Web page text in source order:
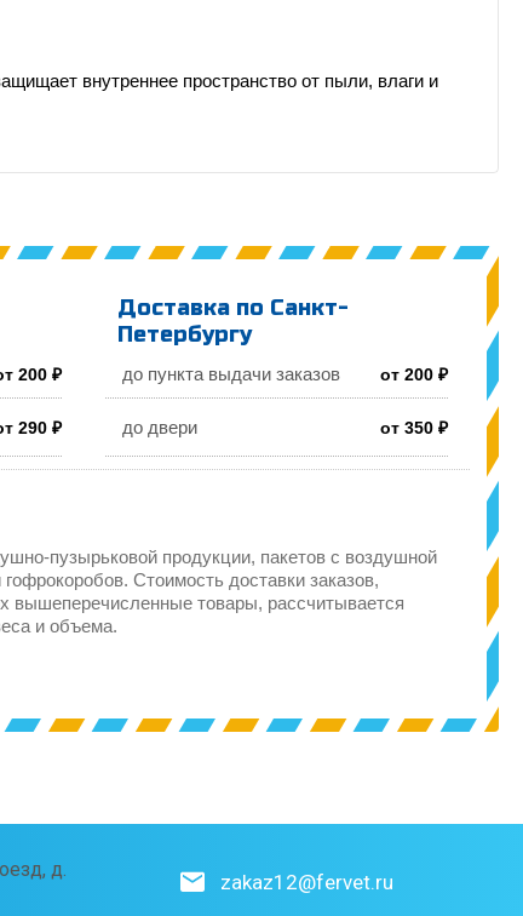
внутреннее пространство от пыли, влаги и
200 ₽
290 ₽
Доставка по Санкт-
Петербургу
до пункта выдачи заказов от 200 ₽
до двери от 350 ₽
пузырьковой продукции, пакетов с воздушной
Стоимость доставки заказов,
вышеперечисленные товары, рассчитывается
и объема.
д.
zakaz12@fervet.ru